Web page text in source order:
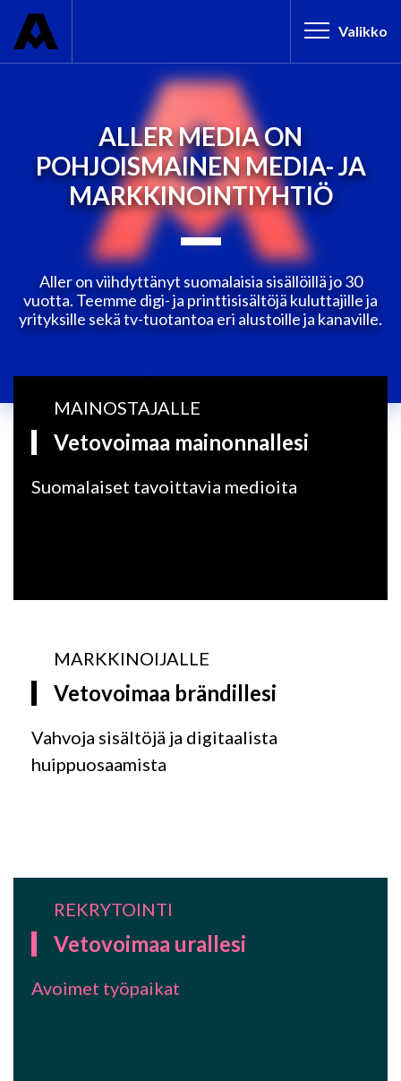
Valikko
ALLER MEDIA ON
POHJOISMAINEN MEDIA- JA
MARKKINOINTIYHTIÖ
Aller on viihdyttänyt suomalaisia sisällöillä jo 30
vuotta. Teemme digi- ja printtisisältöjä kuluttajille ja
yrityksille sekä tv-tuotantoa eri alustoille ja kanaville.
MAINOSTAJALLE
Vetovoimaa mainonnallesi
Suomalaiset tavoittavia medioita
MARKKINOIJALLE
Vetovoimaa brändillesi
Vahvoja sisältöjä ja digitaalista
huippuosaamista
REKRYTOINTI
Vetovoimaa urallesi
Avoimet työpaikat